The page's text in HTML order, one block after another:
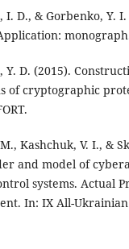
I. D., & Gorbenko, Y.
Y. D. (2015).
of cryptographic
Kashchuk, V. I., &
and model of
systems. Actual
In: IX All-